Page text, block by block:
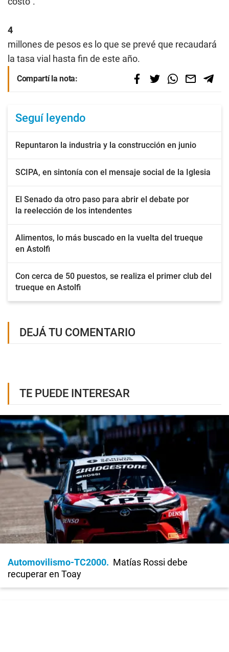
4
millones de pesos es lo que se prevé que recaudará
la tasa vial hasta fin de este año.
Compartí la nota:
Seguí leyendo
Repuntaron la industria y la construcción en junio
SCIPA, en sintonía con el mensaje social de la Iglesia
El Senado da otro paso para abrir el debate por
la reelección de los intendentes
Alimentos, lo más buscado en la vuelta del trueque
en Astolfi
Con cerca de 50 puestos, se realiza el primer club del
trueque en Astolfi
DEJÁ TU COMENTARIO
TE PUEDE INTERESAR
Automovilismo-TC2000
Matías Rossi debe
recuperar en Toay